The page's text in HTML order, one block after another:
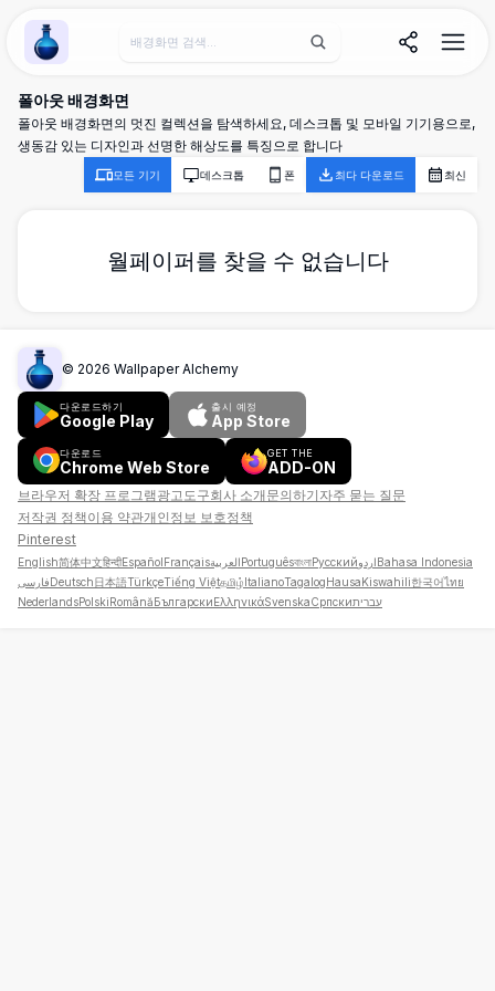
Wallpaper Alchemy
폴아웃 배경화면
폴아웃 배경화면의 멋진 컬렉션을 탐색하세요, 데스크톱 및 모바일 기기용으로,
생동감 있는 디자인과 선명한 해상도를 특징으로 합니다
모든 기기 데스크톱 폰 최다 다운로드 최신
월페이퍼를 찾을 수 없습니다
© 2026 Wallpaper Alchemy
다운로드하기
Google Play
출시 예정
App Store
다운로드
Chrome Web Store
GET THE
ADD-ON
브라우저 확장 프로그램광고도구회사 소개문의하기 자주 묻는 질문
저작권 정책이용 약관개인정보 보호정책
Pinterest
English简体中文हिन्दीEspañolFrançaisالعربيةPortuguêsবাংলাРусскийاردوBahasa Indonesia
فارسیDeutsch日本語TürkçeTiếng Việtதமிழ்ItalianoTagalogHausaKiswahili한국어ไทย
NederlandsPolskiRomânăБългарскиΕλληνικάSvenskaСрпскиעברית